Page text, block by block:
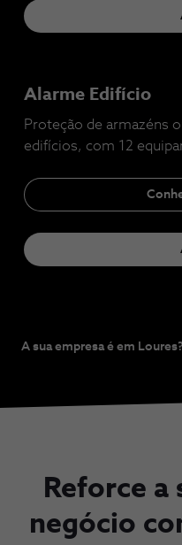
Alarme Edifício
Proteção de armazéns
edifícios, com 12
A sua empresa é em
Reforce a
negócio